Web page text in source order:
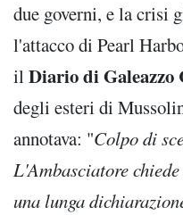
due governi, e la crisi
l'attacco di Pearl
ilDiario di Galeazzo
degli esteri di
annotava: "Colpo di
L'Ambasciatore
una lunga